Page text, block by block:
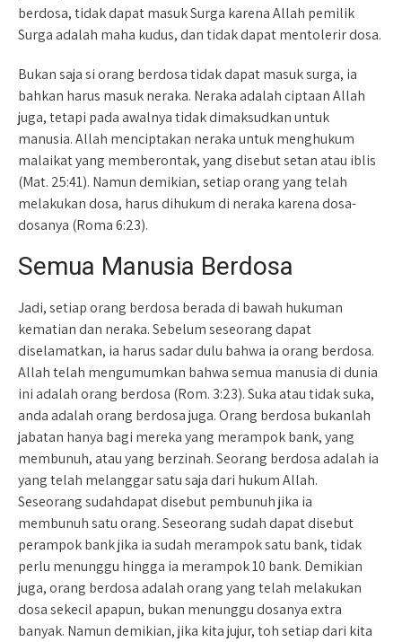
berdosa, tidak dapat masuk Surga karena Allah pemilik
Surga adalah maha kudus, dan tidak dapat mentolerir dosa.
Bukan saja si orang berdosa tidak dapat masuk surga, ia
bahkan harus masuk neraka. Neraka adalah ciptaan Allah
juga, tetapi pada awalnya tidak dimaksudkan untuk
manusia. Allah menciptakan neraka untuk menghukum
malaikat yang memberontak, yang disebut setan atau iblis
(Mat. 25:41). Namun demikian, setiap orang yang telah
melakukan dosa, harus dihukum di neraka karena dosa-
dosanya (Roma 6:23).
Semua Manusia Berdosa
Jadi, setiap orang berdosa berada di bawah hukuman
kematian dan neraka. Sebelum seseorang dapat
diselamatkan, ia harus sadar dulu bahwa ia orang berdosa.
Allah telah mengumumkan bahwa semua manusia di dunia
ini adalah orang berdosa (Rom. 3:23). Suka atau tidak suka,
anda adalah orang berdosa juga. Orang berdosa bukanlah
jabatan hanya bagi mereka yang merampok bank, yang
membunuh, atau yang berzinah. Seorang berdosa adalah ia
yang telah melanggar satu saja dari hukum Allah.
Seseorang sudahdapat disebut pembunuh jika ia
membunuh satu orang. Seseorang sudah dapat disebut
perampok bank jika ia sudah merampok satu bank, tidak
perlu menunggu hingga ia merampok 10 bank. Demikian
juga, orang berdosa adalah orang yang telah melakukan
dosa sekecil apapun, bukan menunggu dosanya extra
banyak. Namun demikian, jika kita jujur, toh setiap dari kita